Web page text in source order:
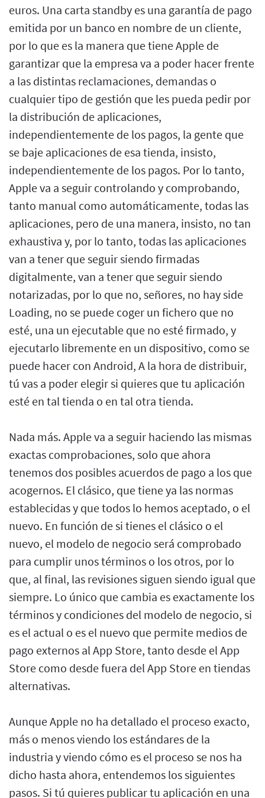
euros. Una carta standby es una garantía de pago
emitida por un banco en nombre de un cliente,
por lo que es la manera que tiene Apple de
garantizar que la empresa va a poder hacer frente
a las distintas reclamaciones, demandas o
cualquier tipo de gestión que les pueda pedir por
la distribución de aplicaciones,
independientemente de los pagos, la gente que
se baje aplicaciones de esa tienda, insisto,
independientemente de los pagos. Por lo tanto,
Apple va a seguir controlando y comprobando,
tanto manual como automáticamente, todas las
aplicaciones, pero de una manera, insisto, no tan
exhaustiva y, por lo tanto, todas las aplicaciones
van a tener que seguir siendo firmadas
digitalmente, van a tener que seguir siendo
notarizadas, por lo que no, señores, no hay side
Loading, no se puede coger un fichero que no
esté, una un ejecutable que no esté firmado, y
ejecutarlo libremente en un dispositivo, como se
puede hacer con Android, A la hora de distribuir,
tú vas a poder elegir si quieres que tu aplicación
esté en tal tienda o en tal otra tienda.
Nada más. Apple va a seguir haciendo las mismas
exactas comprobaciones, solo que ahora
tenemos dos posibles acuerdos de pago a los que
acogernos. El clásico, que tiene ya las normas
establecidas y que todos lo hemos aceptado, o el
nuevo. En función de si tienes el clásico o el
nuevo, el modelo de negocio será comprobado
para cumplir unos términos o los otros, por lo
que, al final, las revisiones siguen siendo igual que
siempre. Lo único que cambia es exactamente los
términos y condiciones del modelo de negocio, si
es el actual o es el nuevo que permite medios de
pago externos al App Store, tanto desde el App
Store como desde fuera del App Store en tiendas
alternativas.
Aunque Apple no ha detallado el proceso exacto,
más o menos viendo los estándares de la
industria y viendo cómo es el proceso se nos ha
dicho hasta ahora, entendemos los siguientes
pasos. Si tú quieres publicar tu aplicación en una